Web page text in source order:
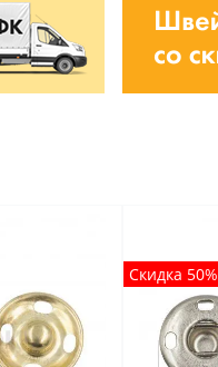
Скидка 50%